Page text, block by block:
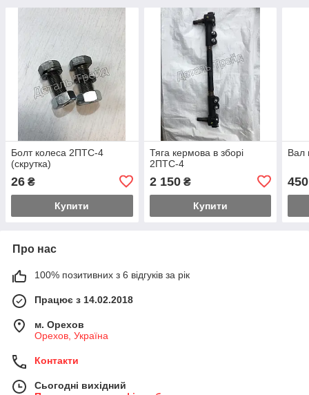
Болт колеса 2ПТС-4
(скрутка)
26 ₴
Купити
Тяга кермова в зборі
2ПТС-4
2 150₴
Купити
Вал
450
Про нас
100% позитивних з 6 відгуків за рік
Працює з 14.02.2018
м. Орехов
Орехов, Україна
Контакти
Сьогодні вихідний